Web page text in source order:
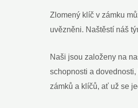
Zlomený klíč v zámku
uvězněni. Naštěstí náš
Naši jsou založeny na
schopnosti a
zámků a klíčů, ať už se